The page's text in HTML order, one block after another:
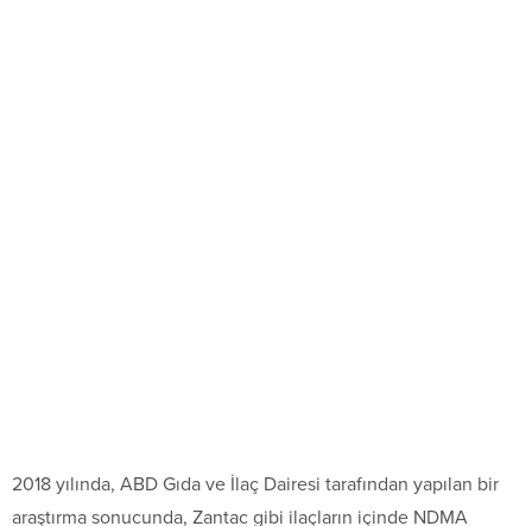
2018 yılında, ABD Gıda ve İlaç Dairesi tarafından yapılan bir
araştırma sonucunda, Zantac gibi ilaçların içinde NDMA